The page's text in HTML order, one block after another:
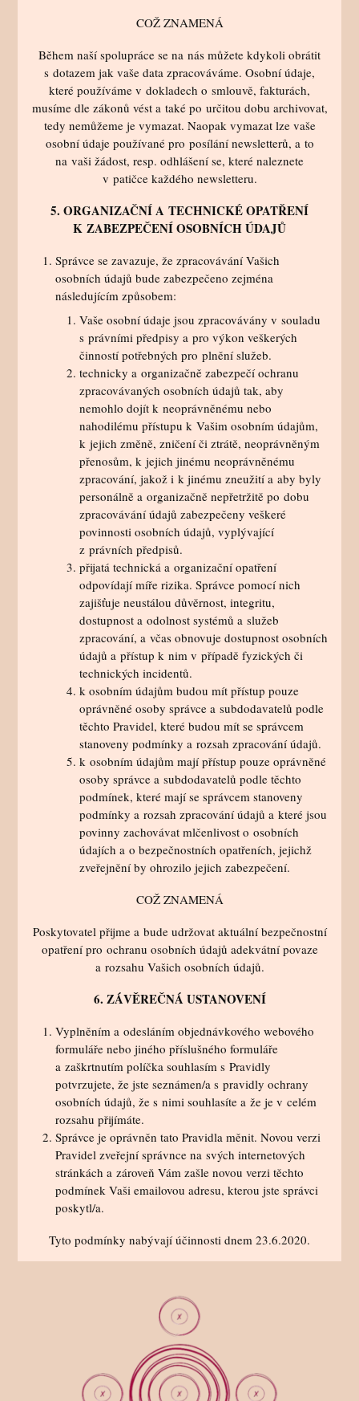
COŽ ZNAMENÁ
Během naší spolupráce se na nás můžete kdykoli obrátit
s dotazem jak vaše data zpracováváme. Osobní údaje,
které používáme v dokladech o smlouvě, fakturách,
musíme dle zákonů vést a také po určitou dobu archivovat,
tedy nemůžeme je vymazat. Naopak vymazat lze vaše
osobní údaje používané pro posílání newsletterů, a to
na vaši žádost, resp. odhlášení se, které naleznete
v patičce každého newsletteru.
5. ORGANIZAČNÍ A TECHNICKÉ OPATŘENÍ
K ZABEZPEČENÍ OSOBNÍCH ÚDAJŮ
Správce se zavazuje, že zpracovávání Vašich
osobních údajů bude zabezpečeno zejména
následujícím způsobem:
Vaše osobní údaje jsou zpracovávány v souladu
s právními předpisy a pro výkon veškerých
činností potřebných pro plnění služeb.
technicky a organizačně zabezpečí ochranu
zpracovávaných osobních údajů tak, aby
nemohlo dojít k neoprávněnému nebo
nahodilému přístupu k Vašim osobním údajům,
k jejich změně, zničení či ztrátě, neoprávněným
přenosům, k jejich jinému neoprávněnému
zpracování, jakož i k jinému zneužití a aby byly
personálně a organizačně nepřetržitě po dobu
zpracovávání údajů zabezpečeny veškeré
povinnosti osobních údajů, vyplývající
z právních předpisů.
přijatá technická a organizační opatření
odpovídají míře rizika. Správce pomocí nich
zajišťuje neustálou důvěrnost, integritu,
dostupnost a odolnost systémů a služeb
zpracování, a včas obnovuje dostupnost osobních
údajů a přístup k nim v případě fyzických či
technických incidentů.
k osobním údajům budou mít přístup pouze
oprávněné osoby správce a subdodavatelů podle
těchto Pravidel, které budou mít se správcem
stanoveny podmínky a rozsah zpracování údajů.
k osobním údajům mají přístup pouze oprávněné
osoby správce a subdodavatelů podle těchto
podmínek, které mají se správcem stanoveny
podmínky a rozsah zpracování údajů a které jsou
povinny zachovávat mlčenlivost o osobních
údajích a o bezpečnostních opatřeních, jejichž
zveřejnění by ohrozilo jejich zabezpečení.
COŽ ZNAMENÁ
Poskytovatel přijme a bude udržovat aktuální bezpečnostní
opatření pro ochranu osobních údajů adekvátní povaze
a rozsahu Vašich osobních údajů.
6. ZÁVĚREČNÁ USTANOVENÍ
Vyplněním a odesláním objednávkového webového
formuláře nebo jiného příslušného formuláře
a zaškrtnutím políčka souhlasím s Pravidly
potvrzujete, že jste seznámen/a s pravidly ochrany
osobních údajů, že s nimi souhlasíte a že je v celém
rozsahu přijímáte.
Správce je oprávněn tato Pravidla měnit. Novou verzi
Pravidel zveřejní správnce na svých internetových
stránkách a zároveň Vám zašle novou verzi těchto
podmínek Vaši emailovou adresu, kterou jste správci
poskytl/a.
Tyto podmínky nabývají účinnosti dnem 23.6.2020.